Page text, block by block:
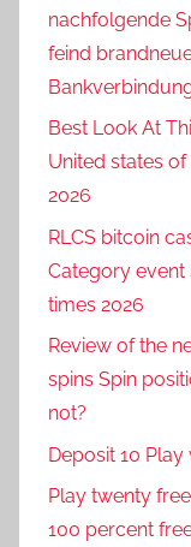
nachfolgende
feind
Best Look At
United states
2026
RLCS bitcoin
Category
times 2026
Review of the
spins Spin
not?
Deposit 10
Play twenty
100 percent